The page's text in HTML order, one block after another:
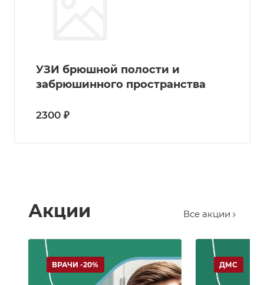
УЗИ брюшной полости и
забрюшинного пространства
2300 ₽
Акции Все акции
ВРАЧИ -20% ДМС